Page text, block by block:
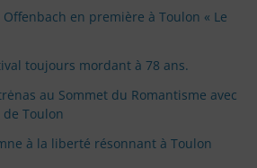
Offenbach en première à Toulon « Le
toujours mordant à 78 ans.
au Sommet du Romantisme avec
de Toulon
à la liberté résonnant à Toulon